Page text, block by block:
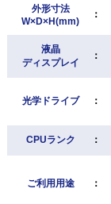
外形寸法
W×D×H(mm)
：
液晶
ディスプレイ
：
光学ドライブ ：
CPUランク ：
ご利用用途 ：